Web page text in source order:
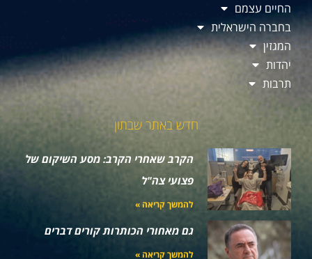
החיים עצמם
בחברה הישראלית
המגזין
יהדות
תרבות
חדש באתר שבתון
הקרב שאחרי הקרב: מסע השיקום של
פצועי צה"ל
להמשך קריאה »
גם מאחורי הכותרות קורים דברים
להמשך קריאה »